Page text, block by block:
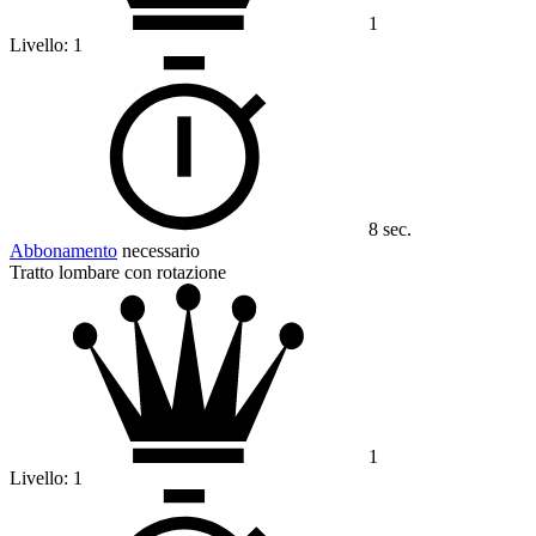
1
Livello: 1
8 sec.
Abbonamento necessario
Tratto lombare con rotazione
1
Livello: 1